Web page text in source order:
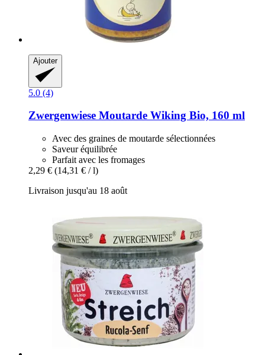
Ajouter
5.0 (4)
Zwergenwiese Moutarde Wiking Bio, 160 ml
Avec des graines de moutarde sélectionnées
Saveur équilibrée
Parfait avec les fromages
2,29 € (14,31 € / l)
Livraison jusqu'au 18 août